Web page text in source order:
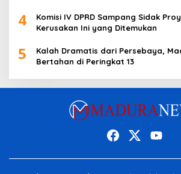
4
Komisi IV DPRD Sampang Sidak
Kerusakan Ini yang Ditemukan
5
Kalah Dramatis dari Persebaya,
Bertahan di Peringkat 13